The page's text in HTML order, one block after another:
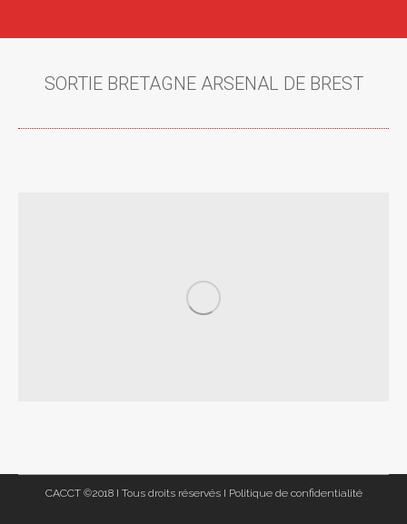
SORTIE BRETAGNE ARSENAL DE BREST
CACCT ©2018 I Tous droits réservés I Politique de confidentialité